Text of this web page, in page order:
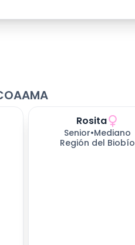
días esperando
Rosita
Senior•Mediano
Región del Biobío